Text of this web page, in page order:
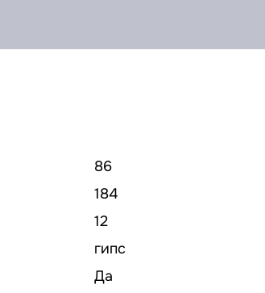
86
184
12
гипс
Да